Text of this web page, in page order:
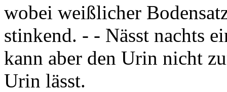
wobei weißlicher
stinkend. - - Nässt nachts
kann aber den Urin nicht
Urin lässt.